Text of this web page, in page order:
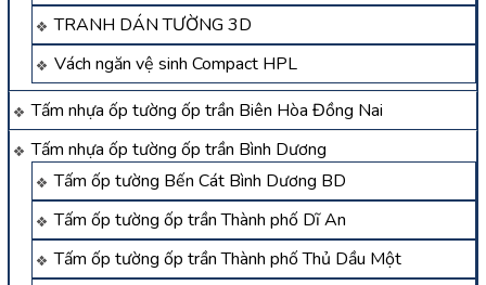
TRANH DÁN TƯỜNG 3D
Vách ngăn vệ sinh Compact HPL
Tấm nhựa ốp tường ốp trần Biên Hòa Đồng Nai
Tấm nhựa ốp tường ốp trần Bình Dương
Tấm ốp tường Bến Cát Bình Dương BD
Tấm ốp tường ốp trần Thành phố Dĩ An
Tấm ốp tường ốp trần Thành phố Thủ Dầu Một